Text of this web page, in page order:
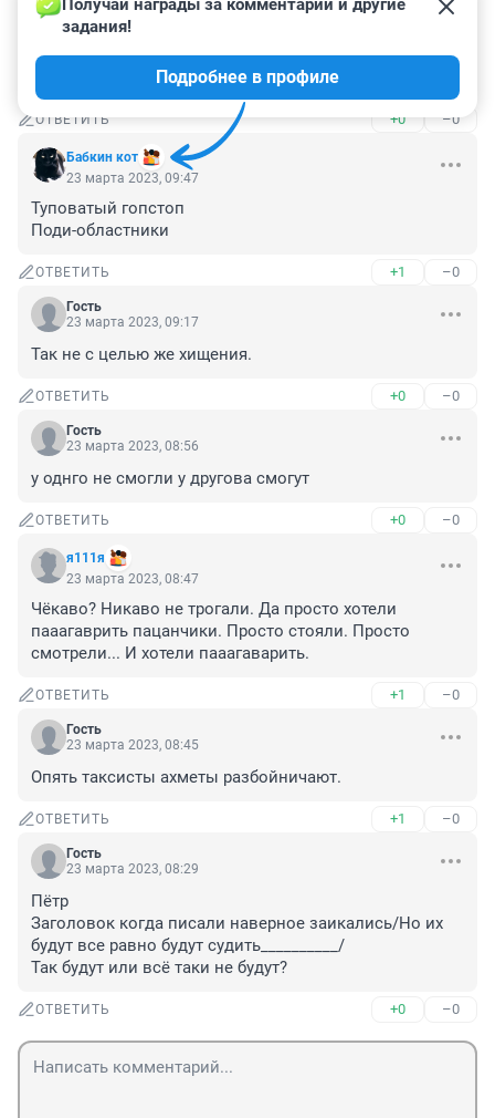
Интересно а бизнесмен отблагодарил финансово
своего спасителя или отделался сказав спасибо и
ОТВЕТИТЬ +0 –0
Бабкин кот
Получай награды за комментарии и другие
задания!
Подробнее в профиле
23 марта 2023, 09:47
Туповатый гопстоп
Поди-областники
ОТВЕТИТЬ +1 –0
Гость
23 марта 2023, 09:17
Так не с целью же хищения.
ОТВЕТИТЬ +0 –0
Гость
23 марта 2023, 08:56
у однго не смогли у другова смогут
ОТВЕТИТЬ +0 –0
я111я
23 марта 2023, 08:47
Чёкаво? Никаво не трогали. Да просто хотели
пааагаврить пацанчики. Просто стояли. Просто
смотрели... И хотели пааагаварить.
ОТВЕТИТЬ +1 –0
Гость
23 марта 2023, 08:45
Опять таксисты ахметы разбойничают.
ОТВЕТИТЬ +1 –0
Гость
23 марта 2023, 08:29
Пётр
Заголовок когда писали наверное заикались/Но их
будут все равно будут судить__________/
Так будут или всё таки не будут?
ОТВЕТИТЬ +0 –0